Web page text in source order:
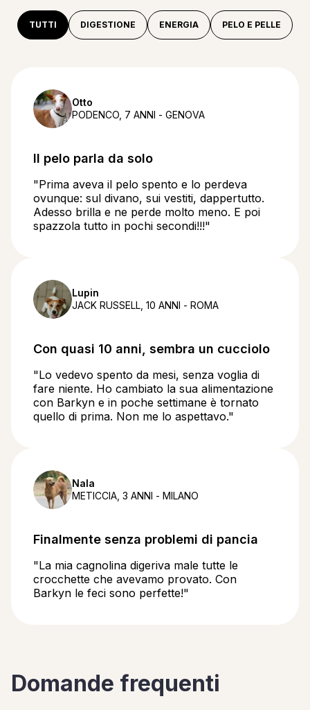
TUTTI DIGESTIONE ENERGIA PELO E PELLE
Otto
PODENCO, 7 ANNI - GENOVA
Il pelo parla da solo
"Prima aveva il pelo spento e lo perdeva
ovunque: sul divano, sui vestiti, dappertutto.
Adesso brilla e ne perde molto meno. E poi
spazzola tutto in pochi secondi!!!"
Lupin
JACK RUSSELL, 10 ANNI - ROMA
Con quasi 10 anni, sembra un cucciolo
"Lo vedevo spento da mesi, senza voglia di
fare niente. Ho cambiato la sua alimentazione
con Barkyn e in poche settimane è tornato
quello di prima. Non me lo aspettavo."
Nala
METICCIA, 3 ANNI - MILANO
Finalmente senza problemi di pancia
"La mia cagnolina digeriva male tutte le
crocchette che avevamo provato. Con
Barkyn le feci sono perfette!"
Domande frequenti